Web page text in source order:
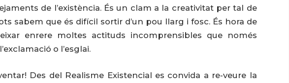
de l’existència. És un clam a la creativitat per tal de
sabem que és difícil sortir d’un pou llarg i fosc. És hora de
enrere moltes actituds incomprensibles que només
o l’esglai.
Des del Realisme Existencial es convida a re-veure la